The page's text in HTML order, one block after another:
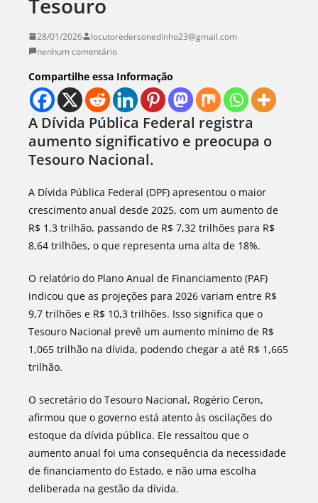
Tesouro
28/01/2026
locutoredersonedinho23@gmail.com
nenhum comentário
Compartilhe essa Informação
A Dívida Pública Federal registra
aumento significativo e preocupa o
Tesouro Nacional.
A Dívida Pública Federal (DPF) apresentou o maior
crescimento anual desde 2025, com um aumento de
R$ 1,3 trilhão, passando de R$ 7,32 trilhões para R$
8,64 trilhões, o que representa uma alta de 18%.
O relatório do Plano Anual de Financiamento (PAF)
indicou que as projeções para 2026 variam entre R$
9,7 trilhões e R$ 10,3 trilhões. Isso significa que o
Tesouro Nacional prevê um aumento mínimo de R$
1,065 trilhão na dívida, podendo chegar a até R$ 1,665
trilhão.
O secretário do Tesouro Nacional, Rogério Ceron,
afirmou que o governo está atento às oscilações do
estoque da dívida pública. Ele ressaltou que o
aumento anual foi uma consequência da necessidade
de financiamento do Estado, e não uma escolha
deliberada na gestão da dívida.